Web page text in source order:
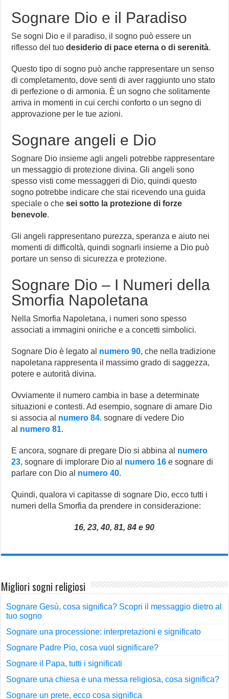
Sognare Dio e il Paradiso
Se sogni Dio e il paradiso, il sogno può essere un
riflesso del tuodesiderio di pace eterna o di serenità.
Questo tipo di sogno può anche rappresentare un senso
di completamento, dove senti di aver raggiunto uno stato
di perfezione o di armonia. È un sogno che solitamente
arriva in momenti in cui cerchi conforto o un segno di
approvazione per le tue azioni.
Sognare angeli e Dio
Sognare Dio insieme agli angeli potrebbe rappresentare
un messaggio di protezione divina. Gli angeli sono
spesso visti come messaggeri di Dio, quindi questo
sogno potrebbe indicare che stai ricevendo una guida
speciale o chesei sotto la protezione di forze
benevole.
Gli angeli rappresentano purezza, speranza e aiuto nei
momenti di difficoltà, quindi sognarli insieme a Dio può
portare un senso di sicurezza e protezione.
Sognare Dio – I Numeri della
Smorfia Napoletana
Nella Smorfia Napoletana, i numeri sono spesso
associati a immagini oniriche e a concetti simbolici.
Sognare Dio è legato al numero 90, che nella tradizione
napoletana rappresenta il massimo grado di saggezza,
potere e autorità divina.
Ovviamente il numero cambia in base a determinate
situazioni e contesti. Ad esempio, sognare di amare Dio
si associa al numero 84. sognare di vedere Dio
al numero 81.
E ancora, sognare di pregare Dio si abbina al numero
23, sognare di implorare Dio al numero 16 e sognare di
parlare con Dio al numero 40.
Quindi, qualora vi capitasse di sognare Dio, ecco tutti i
numeri della Smorfia da prendere in considerazione:
16, 23, 40, 81, 84 e 90
Migliori sogni religiosi
Sognare Gesù, cosa significa? Scopri il messaggio dietro al
tuo sogno
Sognare una processione: interpretazioni e significato
Sognare Padre Pio, cosa vuol significare?
Sognare il Papa, tutti i significati
Sognare una chiesa e una messa religiosa, cosa significa?
Sognare un prete, ecco cosa significa